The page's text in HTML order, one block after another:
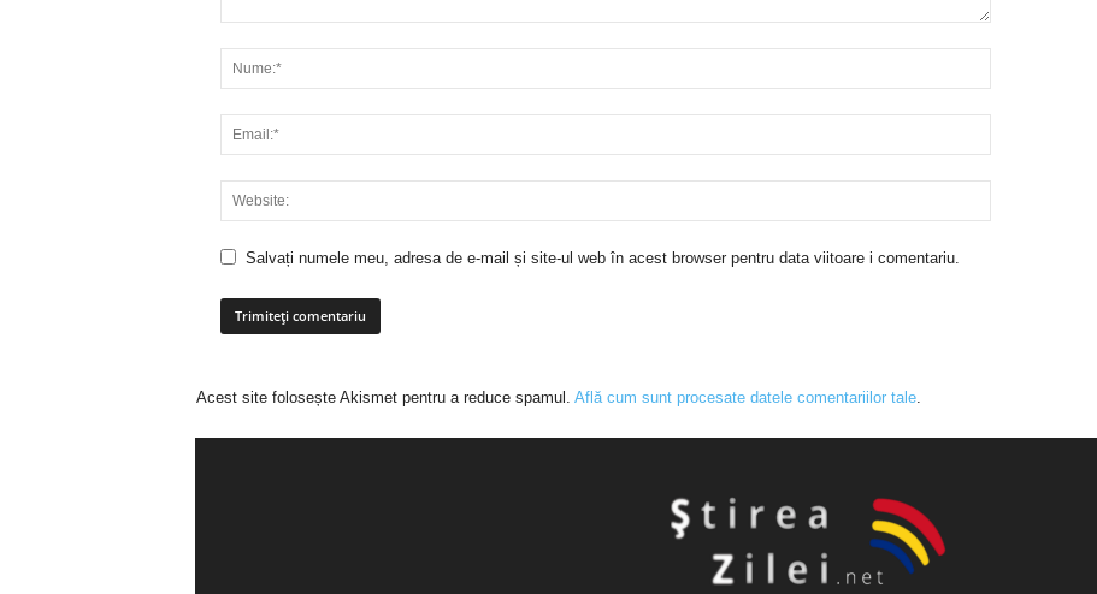
Salvați numele meu, adresa de e-mail și site-ul web în acest browser pentru data viitoare i comentariu.
Acest site folosește Akismet pentru a reduce spamul. Află cum sunt procesate datele comentariilor tale.